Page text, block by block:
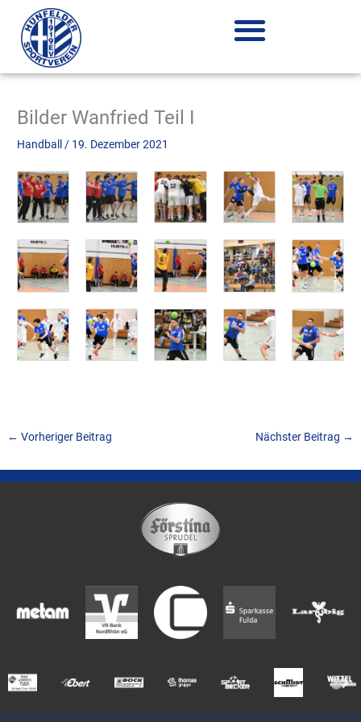
Inhalt
springen
Bilder Wanfried Teil I
Handball / 19. Dezember 2021
← Vorheriger Beitrag Nächster Beitrag →